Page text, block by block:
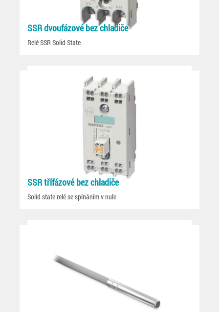
SSR dvoufázové bez chladiče
Relé SSR Solid State
SSR třífázové bez chladiče
Solid state relé se spínáním v nule